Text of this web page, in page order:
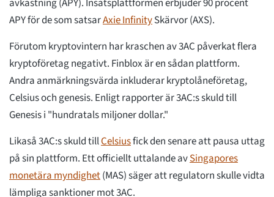
avkastning (APY). Insatsplattformen erbjuder 90 procent
APY för de som satsarAxie InfinitySkärvor (AXS).
Förutom kryptovintern har kraschen av 3AC påverkat flera
kryptoföretag negativt. Finblox är en sådan plattform.
Andra anmärkningsvärda inkluderar kryptolåneföretag,
Celsius och genesis. Enligt rapporter är 3AC:s skuld till
Genesis i "hundratals miljoner dollar."
Likaså 3AC:s skuld tillCelsiusfick den senare att pausa uttag
på sin plattform. Ett officiellt uttalande avSingapores
monetära myndighet(MAS) säger att regulatorn skulle vidta
lämpliga sanktioner mot 3AC.